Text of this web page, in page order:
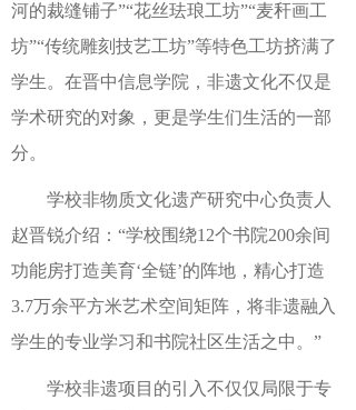
河的裁缝铺子”“花丝珐琅工坊”“麦秆画工
坊”“传统雕刻技艺工坊”等特色工坊挤满了
学生。在晋中信息学院，非遗文化不仅是
学术研究的对象，更是学生们生活的一部
分。
学校非物质文化遗产研究中心负责人
赵晋锐介绍：“学校围绕12个书院200余间
功能房打造美育‘全链’的阵地，精心打造
3.7万余平方米艺术空间矩阵，将非遗融入
学生的专业学习和书院社区生活之中。”
学校非遗项目的引入不仅仅局限于专